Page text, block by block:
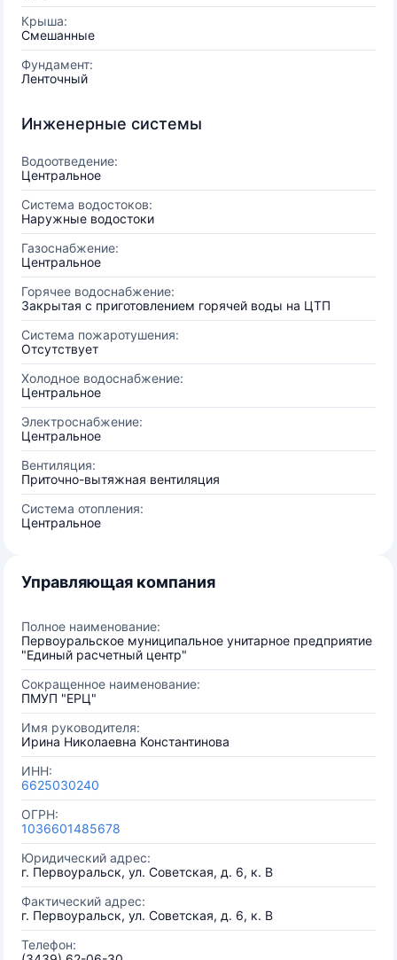
Крыша:
Смешанные
Фундамент:
Ленточный
Инженерные системы
Водоотведение:
Центральное
Система водостоков:
Наружные водостоки
Газоснабжение:
Центральное
Горячее водоснабжение:
Закрытая с приготовлением горячей воды на ЦТП
Система пожаротушения:
Отсутствует
Холодное водоснабжение:
Центральное
Электроснабжение:
Центральное
Вентиляция:
Приточно-вытяжная вентиляция
Система отопления:
Центральное
Управляющая компания
Полное наименование:
Первоуральское муниципальное унитарное предприятие
"Единый расчетный центр"
Сокращенное наименование:
ПМУП "ЕРЦ"
Имя руководителя:
Ирина Николаевна Константинова
ИНН:
6625030240
ОГРН:
1036601485678
Юридический адрес:
г. Первоуральск, ул. Советская, д. 6, к. В
Фактический адрес:
г. Первоуральск, ул. Советская, д. 6, к. В
Телефон: